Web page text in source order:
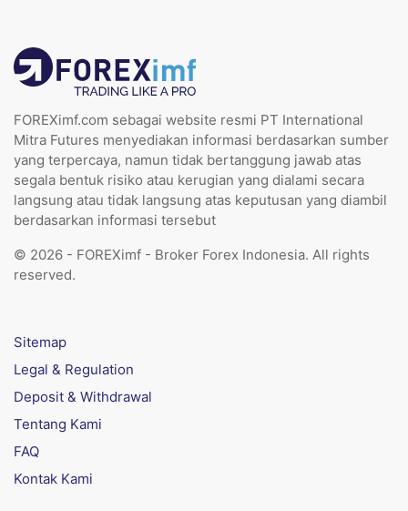
FOREXimf.com sebagai website resmi PT International
Mitra Futures menyediakan informasi berdasarkan sumber
yang terpercaya, namun tidak bertanggung jawab atas
segala bentuk risiko atau kerugian yang dialami secara
langsung atau tidak langsung atas keputusan yang diambil
berdasarkan informasi tersebut
© 2026 - FOREXimf - Broker Forex Indonesia. All rights
reserved.
Sitemap
Legal & Regulation
Deposit & Withdrawal
Tentang Kami
FAQ
Kontak Kami